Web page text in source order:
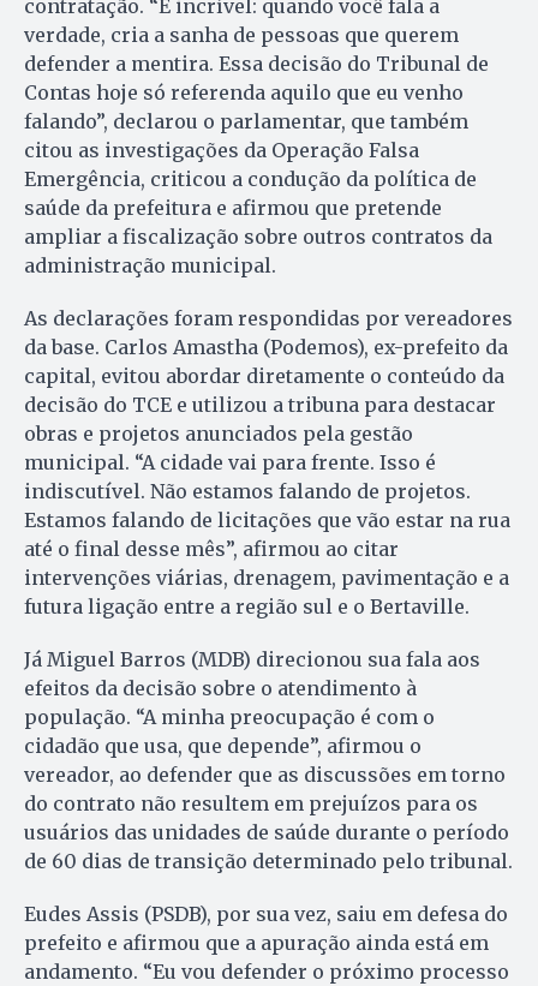
contratação. “É incrível: quando você fala a
verdade, cria a sanha de pessoas que querem
defender a mentira. Essa decisão do Tribunal de
Contas hoje só referenda aquilo que eu venho
falando”, declarou o parlamentar, que também
citou as investigações da Operação Falsa
Emergência, criticou a condução da política de
saúde da prefeitura e afirmou que pretende
ampliar a fiscalização sobre outros contratos da
administração municipal.
As declarações foram respondidas por vereadores
da base. Carlos Amastha (Podemos), ex-prefeito da
capital, evitou abordar diretamente o conteúdo da
decisão do TCE e utilizou a tribuna para destacar
obras e projetos anunciados pela gestão
municipal. “A cidade vai para frente. Isso é
indiscutível. Não estamos falando de projetos.
Estamos falando de licitações que vão estar na rua
até o final desse mês”, afirmou ao citar
intervenções viárias, drenagem, pavimentação e a
futura ligação entre a região sul e o Bertaville.
Já Miguel Barros (MDB) direcionou sua fala aos
efeitos da decisão sobre o atendimento à
população. “A minha preocupação é com o
cidadão que usa, que depende”, afirmou o
vereador, ao defender que as discussões em torno
do contrato não resultem em prejuízos para os
usuários das unidades de saúde durante o período
de 60 dias de transição determinado pelo tribunal.
Eudes Assis (PSDB), por sua vez, saiu em defesa do
prefeito e afirmou que a apuração ainda está em
andamento. “Eu vou defender o próximo processo